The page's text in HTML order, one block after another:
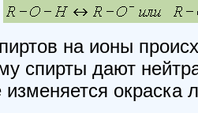
на ионы
спирты дают
изменяется